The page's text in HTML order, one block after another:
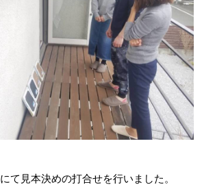
て見本決めの打合せを行いました。